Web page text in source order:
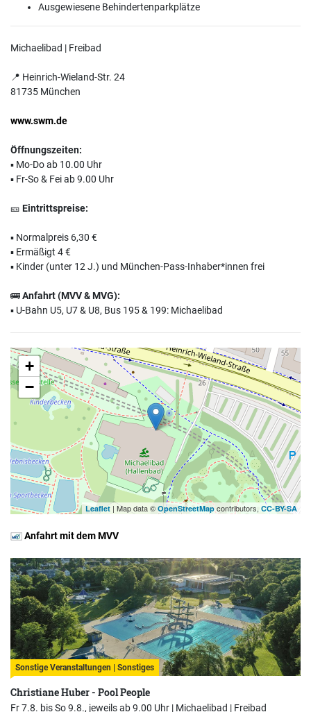
Ausgewiesene Behindertenparkplätze
Michaelibad | Freibad
📍 Heinrich-Wieland-Str. 24
81735 München
www.swm.de
Öffnungszeiten:
▪️ Mo-Do ab 10.00 Uhr
▪️ Fr-So & Fei ab 9.00 Uhr
🎫 Eintrittspreise:
▪️ Normalpreis 6,30 €
▪️ Ermäßigt 4 €
▪️ Kinder (unter 12 J.) und München-Pass-Inhaber*innen frei
🚌Anfahrt (MVV & MVG):
▪️ U-Bahn U5, U7 & U8, Bus 195 & 199: Michaelibad
+
−
Leaflet | Map data © OpenStreetMap contributors, CC-BY-SA
Anfahrt mit dem MVV
Sonstige Veranstaltungen | Sonstiges
Christiane Huber - Pool People
Fr 7.8. bis So 9.8., jeweils ab 9.00 Uhr | Michaelibad | Freibad